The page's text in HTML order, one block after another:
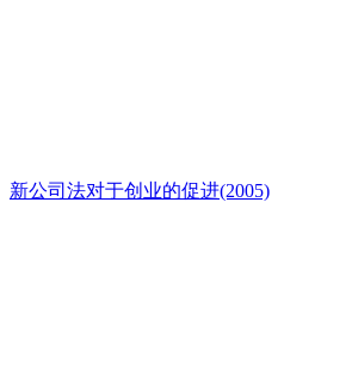
新公司法对于创业的促进(2005)